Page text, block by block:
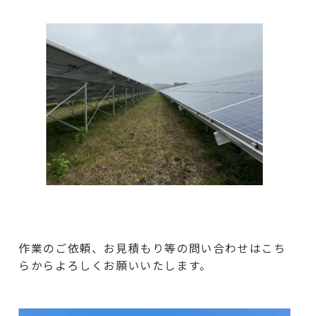
作業のご依頼、お見積もり等の問い合わせはこち
らからよろしくお願いいたします。